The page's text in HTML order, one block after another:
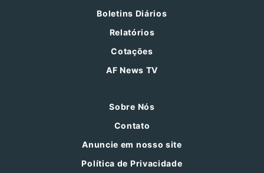
Boletins Diários
Relatórios
Cotações
AF News TV
Sobre Nós
Contato
Anuncie em nosso site
Política de Privacidade